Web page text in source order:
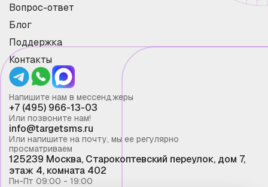
Вопрос-ответ
Блог
Поддержка
Контакты
Напишите нам в мессенджеры
+7 (495) 966-13-03
Или позвоните нам!
info@targetsms.ru
Или напишите на почту, мы ее регулярно
просматриваем
125239 Москва, Старокоптевский переулок, дом 7,
этаж 4, комната 402
Пн-Пт 09:00 - 19:00